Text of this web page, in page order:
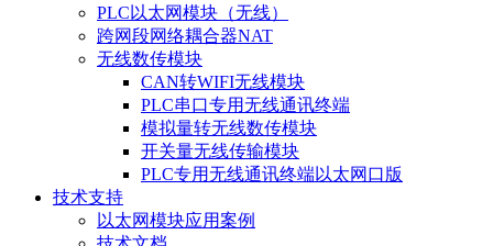
PLC以太网模块（无线）
跨网段网络耦合器NAT
无线数传模块
CAN转WIFI无线模块
PLC串口专用无线通讯终端
模拟量转无线数传模块
开关量无线传输模块
PLC专用无线通讯终端以太网口版
技术支持
以太网模块应用案例